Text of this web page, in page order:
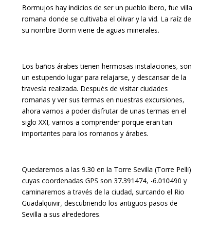
Bormujos hay indicios de ser un pueblo ibero, fue villa
romana donde se cultivaba el olivar y la vid. La raíz de
su nombre Borm viene de aguas minerales.
Los baños árabes tienen hermosas instalaciones, son
un estupendo lugar para relajarse, y descansar de la
travesía realizada. Después de visitar ciudades
romanas y ver sus termas en nuestras excursiones,
ahora vamos a poder disfrutar de unas termas en el
siglo XXI, vamos a comprender porque eran tan
importantes para los romanos y árabes.
Quedaremos a las 9.30 en la Torre Sevilla (Torre Pelli)
cuyas coordenadas GPS son 37.391474, -6.010490 y
caminaremos a través de la ciudad, surcando el Rio
Guadalquivir, descubriendo los antiguos pasos de
Sevilla a sus alrededores.